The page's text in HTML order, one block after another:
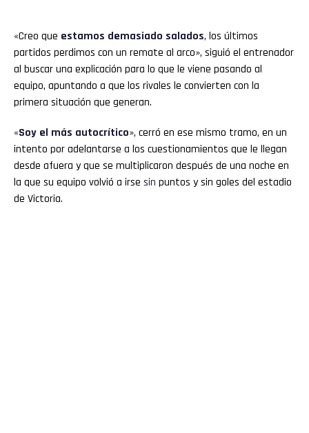
«Creo que estamos demasiado salados, los últimos
partidos perdimos con un remate al arco», siguió el entrenador
al buscar una explicación para lo que le viene pasando al
equipo, apuntando a que los rivales le convierten con la
primera situación que generan.
«Soy el más autocrítico», cerró en ese mismo tramo, en un
intento por adelantarse a los cuestionamientos que le llegan
desde afuera y que se multiplicaron después de una noche en
la que su equipo volvió a irse sin puntos y sin goles del estadio
de Victoria.